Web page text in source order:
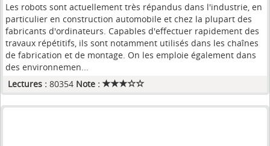
Les robots sont actuellement très répandus dans l'industrie, en
particulier en construction automobile et chez la plupart des
fabricants d'ordinateurs. Capables d'effectuer rapidement des
travaux répétitifs, ils sont notamment utilisés dans les chaînes
de fabrication et de montage. On les emploie également dans
des environnemen...
Lectures : 80354 Note :